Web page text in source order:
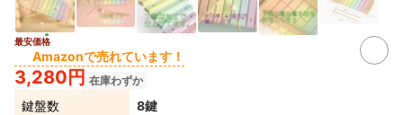
最安価格
Amazonで売れています！
3,280円 在庫わずか
鍵盤数 8鍵